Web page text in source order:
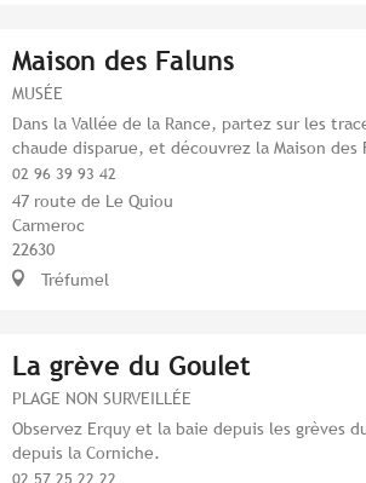
Maison des Faluns
MUSÉE
Dans la Vallée de la Rance, partez sur les
chaude disparue, et découvrez la Maison des
02 96 39 93 42
47 route de Le Quiou
Carmeroc
22630
Tréfumel
La grève du Goulet
PLAGE NON SURVEILLÉE
Observez Erquy et la baie depuis les grèves
depuis la Corniche.
02 57 25 22 22